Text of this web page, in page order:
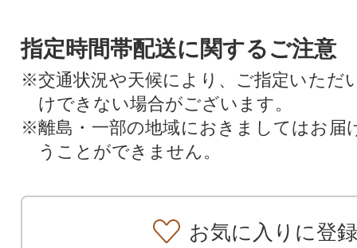
指定時間帯配送に関するご注意
※交通状況や天候により、ご指定いただ
けできない場合がございます。
※離島・一部の地域におきましてはお届
うことができません。
お気に入りに登録